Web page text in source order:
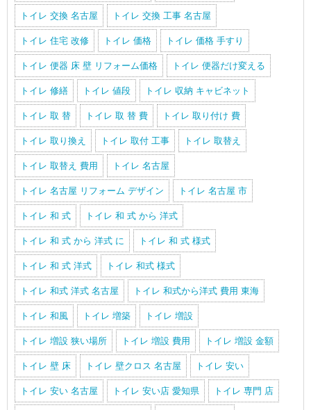
トイレ 交換 名古屋 トイレ 交換 工事 名古屋
トイレ 住宅 改修 トイレ 価格 トイレ 価格 手すり
トイレ 便器 床 壁 リフォーム価格 トイレ 便器だけ変える
トイレ 修繕 トイレ 値段 トイレ 収納 キャビネット
トイレ 取 替 トイレ 取 替 費 トイレ 取り付け 費
トイレ 取り換え トイレ 取付 工事 トイレ 取替え
トイレ 取替え 費用 トイレ 名古屋
トイレ 名古屋 リフォーム デザイン トイレ 名古屋 市
トイレ 和 式 トイレ 和 式 から 洋式
トイレ 和 式 から 洋式 に トイレ 和 式 様式
トイレ 和 式 洋式 トイレ 和式 様式
トイレ 和式 洋式 名古屋 トイレ 和式から洋式 費用 東海
トイレ 和風 トイレ 増築 トイレ 増設
トイレ 増設 狭い場所 トイレ 増設 費用 トイレ 増設 金額
トイレ 壁 床 トイレ 壁クロス 名古屋 トイレ 安い
トイレ 安い 名古屋 トイレ 安い店 愛知県 トイレ 専門 店